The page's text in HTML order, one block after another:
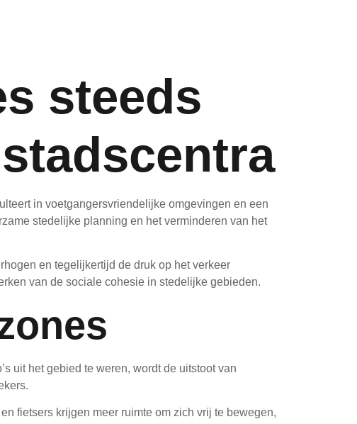
steeds
in voetgangersvriendelijke omgevingen en een
stedelijke planning en het verminderen van het
en tegelijkertijd de druk op het verkeer
van de sociale cohesie in stedelijke gebieden.
uit het gebied te weren, wordt de uitstoot van
fietsers krijgen meer ruimte om zich vrij te bewegen,